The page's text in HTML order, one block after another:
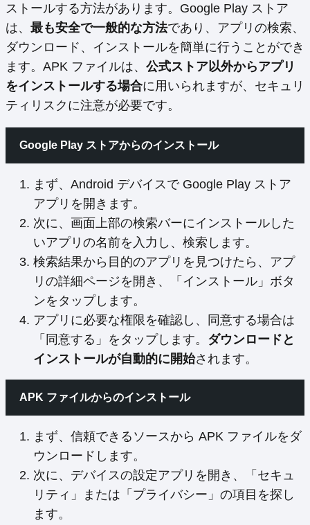
ストールする方法があります。Google Play ストア
は、 最も安全で一般的な方法であり、アプリの検索、
ダウンロード、インストールを簡単に行うことができ
ます。APK ファイルは、 公式ストア以外からアプリ
をインストールする場合に用いられますが、セキュリ
ティリスクに注意が必要です。
Google Play ストアからのインストール
まず、Android デバイスで Google Play ストア
アプリを開きます。
次に、画面上部の検索バーにインストールした
いアプリの名前を入力し、検索します。
検索結果から目的のアプリを見つけたら、アプ
リの詳細ページを開き、「インストール」ボタ
ンをタップします。
アプリに必要な権限を確認し、同意する場合は
「同意する」をタップします。 ダウンロードと
インストールが自動的に開始されます。
APK ファイルからのインストール
まず、信頼できるソースから APK ファイルをダ
ウンロードします。
次に、デバイスの設定アプリを開き、「セキュ
リティ」または「プライバシー」の項目を探し
ます。